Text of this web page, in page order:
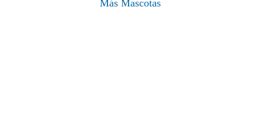
Más Mascotas